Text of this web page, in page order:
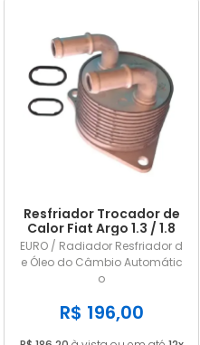
Resfriador Trocador de
Calor Fiat Argo 1.3 / 1.8
até .../ 2021
EURO / Radiador Resfriador d
e Óleo do Câmbio Automátic
o
R$ 196,00